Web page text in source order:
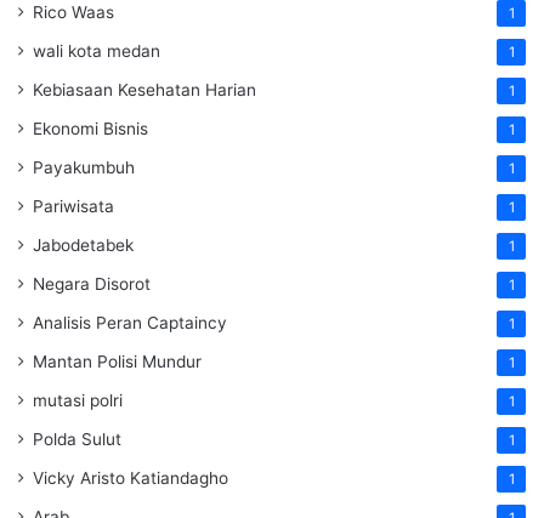
Rico Waas 1
wali kota medan 1
Kebiasaan Kesehatan Harian 1
Ekonomi Bisnis 1
Payakumbuh 1
Pariwisata 1
Jabodetabek 1
Negara Disorot 1
Analisis Peran Captaincy 1
Mantan Polisi Mundur 1
mutasi polri 1
Polda Sulut 1
Vicky Aristo Katiandagho 1